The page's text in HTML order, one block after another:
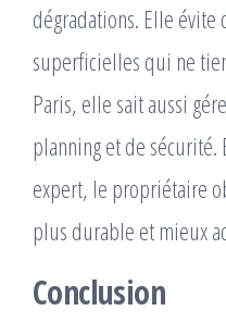
dégradations. Elle évite
superficielles qui ne
Paris, elle sait aussi
planning et de sécurité.
expert, le propriétaire
plus durable et mieux
Conclusion